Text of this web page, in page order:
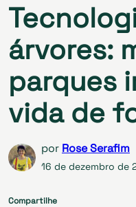
árvores:
parques
vida de
por Rose Serafim
16 de dezembro de
Compartilhe